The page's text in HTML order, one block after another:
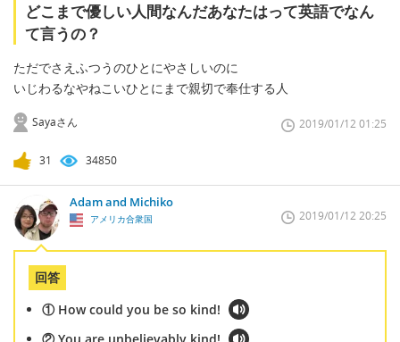
どこまで優しい人間なんだあなたはって英語でなん
て言うの？
ただでさえふつうのひとにやさしいのに
いじわるなやねこいひとにまで親切で奉仕する人
Sayaさん 2019/01/12 01:25
31 34850
Adam and Michiko
アメリカ合衆国 2019/01/12 20:25
回答
① How could you be so kind!